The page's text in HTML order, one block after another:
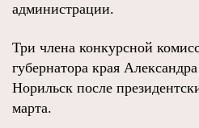
администрации.
Три члена конкурсной
губернатора края
Норильск после
марта.